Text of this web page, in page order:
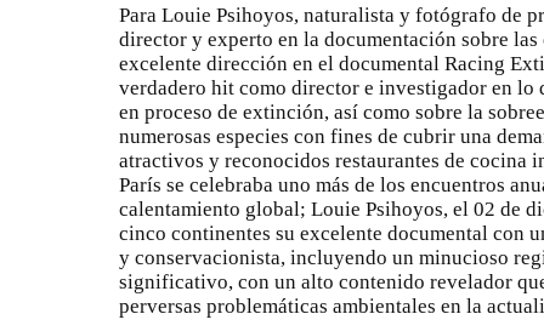
Para Louie Psihoyos, naturalista y fotógrafo de
director y experto en la documentación sobre las
excelente dirección en el documental Racing
verdadero hit como director e investigador en lo
en proceso de extinción, así como sobre la
numerosas especies con fines de cubrir una
atractivos y reconocidos restaurantes de cocina
París se celebraba uno más de los encuentros
calentamiento global; Louie Psihoyos, el 02 de
cinco continentes su excelente documental con
y conservacionista, incluyendo un minucioso
significativo, con un alto contenido revelador
perversas problemáticas ambientales en la